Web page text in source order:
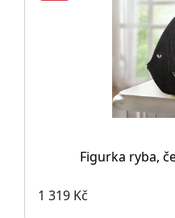
Figurka ryba,
1 319 Kč